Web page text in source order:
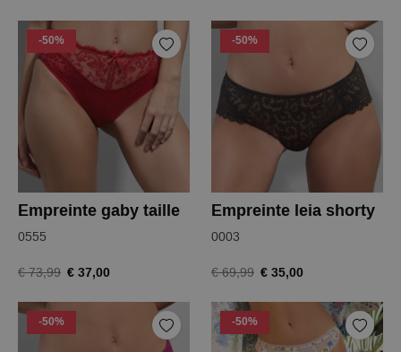
-50%
Empreinte gaby taille
0555
€ 73,99 € 37,00
-50%
Empreinte leia shorty
0003
€ 69,99 € 35,00
-50% -50%